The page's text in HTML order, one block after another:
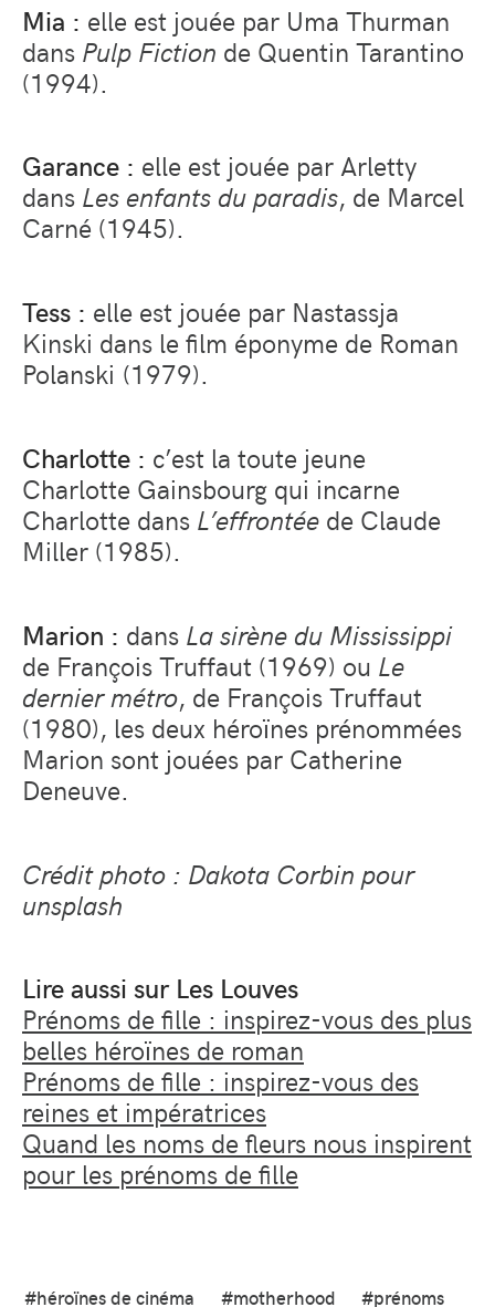
Mia : elle est jouée par Uma Thurman
dans Pulp Fiction de Quentin Tarantino
(1994).
Garance : elle est jouée par Arletty
dans Les enfants du paradis, de Marcel
Carné (1945).
Tess : elle est jouée par Nastassja
Kinski dans le film éponyme de Roman
Polanski (1979).
Charlotte : c’est la toute jeune
Charlotte Gainsbourg qui incarne
Charlotte dans L’effrontée de Claude
Miller (1985).
Marion : dans La sirène du Mississippi
de François Truffaut (1969) ou Le
dernier métro, de François Truffaut
(1980), les deux héroïnes prénommées
Marion sont jouées par Catherine
Deneuve.
Crédit photo : Dakota Corbin pour
unsplash
Lire aussi sur Les Louves
Prénoms de fille : inspirez-vous des plus
belles héroïnes de roman
Prénoms de fille : inspirez-vous des
reines et impératrices
Quand les noms de fleurs nous inspirent
pour les prénoms de fille
#héroïnes de cinéma #motherhood #prénoms